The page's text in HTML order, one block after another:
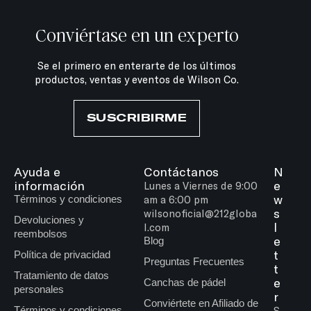
Conviértase en un experto
Se el primero en enterarte de los últimos
productos, ventas y eventos de Wilson Co.
SUSCRIBIRME
Ayuda e
información
Términos y condiciones
Devoluciones y
reembolsos
Política de privacidad
Tratamiento de datos
personales
Contáctanos
Lunes a Viernes de 9:00
am a 6:00 pm
wilsonoficial@212globa
l.com
Blog
Preguntas Frecuentes
Canchas de pádel
Conviértete en Afiliado de
N
e
w
s
l
e
t
t
e
r